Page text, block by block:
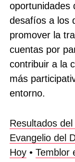
oportunidades
desafíos a los
promover la
cuentas por
contribuir a la
más
entorno.
Resultados
Evangelio del
Hoy • Temblor